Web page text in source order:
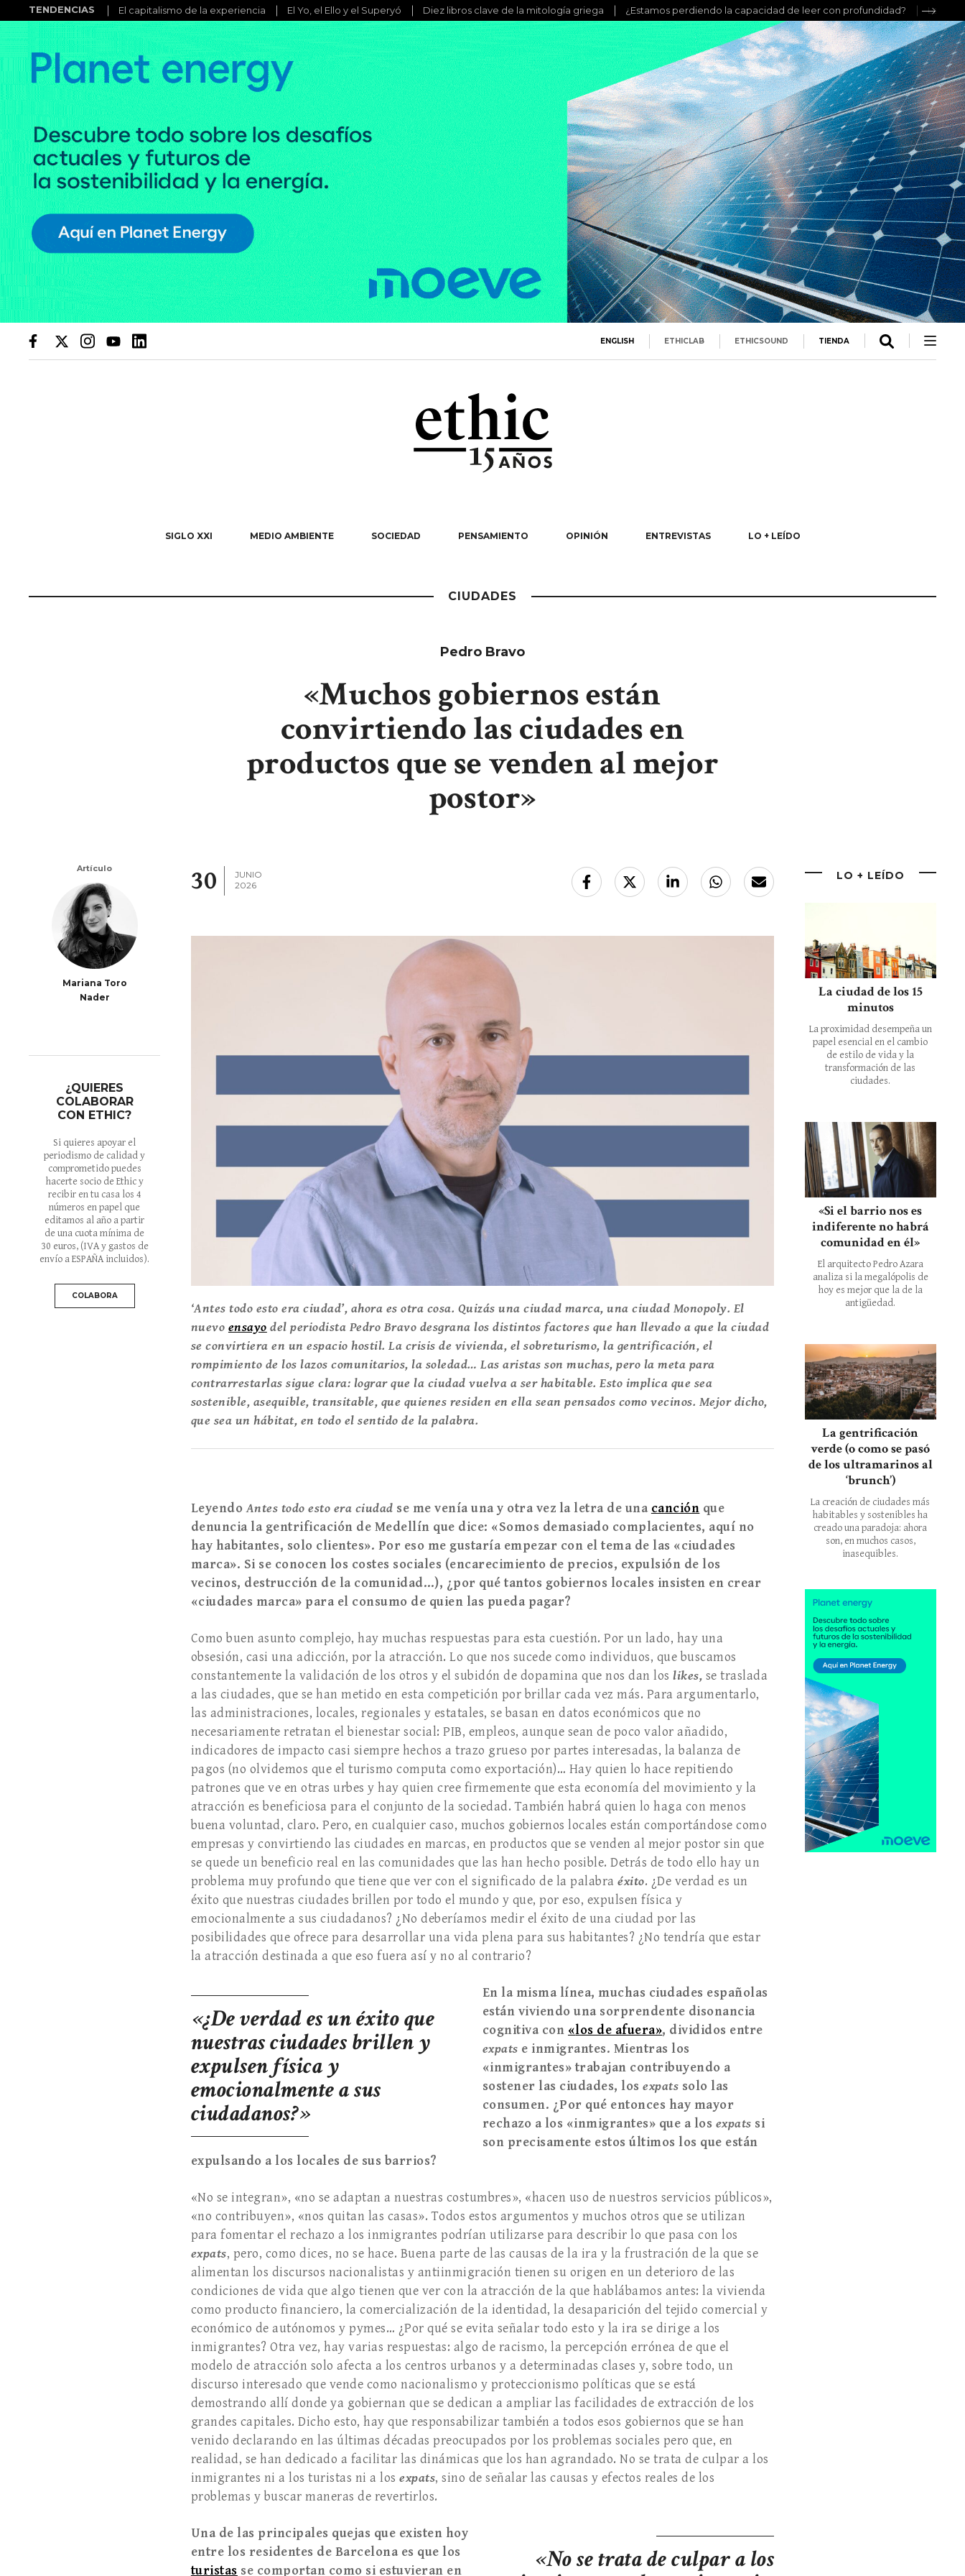
TENDENCIAS El capitalismo de la experiencia El Yo, el Ello y el Superyó Diez libros clave de la mitología griega ¿Estamos perdiendo la capacidad de leer con profundidad? La
ENGLISH ETHICLAB ETHICSOUND TIENDA
SIGLO XXI MEDIO AMBIENTE SOCIEDAD PENSAMIENTO OPINIÓN ENTREVISTAS LO + LEÍDO
CIUDADES
Pedro Bravo
«Muchos gobiernos están
convirtiendo las ciudades en
productos que se venden al mejor
postor»
Artículo
Mariana Toro
Nader
¿QUIERES
COLABORAR
CON ETHIC?
Si quieres apoyar el
periodismo de calidad y
comprometido puedes
hacerte socio de Ethic y
recibir en tu casa los 4
números en papel que
editamos al año a partir
de una cuota mínima de
30 euros, (IVA y gastos de
envío a ESPAÑA incluidos).
COLABORA
30
JUNIO
2026
‘Antes todo esto era ciudad’, ahora es otra cosa. Quizás una ciudad marca, una ciudad Monopoly. El
nuevo ensayo del periodista Pedro Bravo desgrana los distintos factores que han llevado a que la ciudad
se convirtiera en un espacio hostil. La crisis de vivienda, el sobreturismo, la gentrificación, el
rompimiento de los lazos comunitarios, la soledad… Las aristas son muchas, pero la meta para
contrarrestarlas sigue clara: lograr que la ciudad vuelva a ser habitable. Esto implica que sea
sostenible, asequible, transitable, que quienes residen en ella sean pensados como vecinos. Mejor dicho,
que sea un hábitat, en todo el sentido de la palabra.
LeyendoAntes todo esto era ciudad se me venía una y otra vez la letra de una canción que
denuncia la gentrificación de Medellín que dice: «Somos demasiado complacientes, aquí no
hay habitantes, solo clientes». Por eso me gustaría empezar con el tema de las «ciudades
marca». Si se conocen los costes sociales (encarecimiento de precios, expulsión de los
vecinos, destrucción de la comunidad…), ¿por quétantos gobiernos locales insisten en crear
«ciudades marca» para el consumo de quien las pueda pagar?
Como buen asunto complejo, hay muchas respuestas para esta cuestión. Por un lado, hay una
obsesión, casi una adicción, por la atracción. Lo que nos sucede como individuos, que buscamos
constantemente la validación de los otros y el subidón de dopamina que nos dan loslikes, se traslada
a las ciudades, que se han metido en esta competición por brillar cada vez más. Para argumentarlo,
las administraciones, locales, regionales y estatales, se basan en datos económicos que no
necesariamente retratan el bienestar social: PIB, empleos, aunque sean de poco valor añadido,
indicadores de impacto casi siempre hechos a trazo grueso por partes interesadas, la balanza de
pagos (no olvidemos que el turismo computa como exportación)… Hay quien lo hace repitiendo
patrones que ve en otras urbes y hay quien cree firmemente que esta economía del movimiento y la
atracción es beneficiosa para el conjunto de la sociedad. También habrá quien lo haga con menos
buena voluntad, claro. Pero, en cualquier caso, muchos gobiernos locales están comportándose como
empresas y convirtiendo las ciudades en marcas, en productos que se venden al mejor postor sin que
se quede un beneficio real en las comunidades que las han hecho posible. Detrás de todo ello hay un
problema muy profundo que tiene que ver con el significado de la palabraéxito. ¿De verdad es un
éxito que nuestras ciudades brillen por todo el mundo y que, por eso, expulsen física y
emocionalmente a sus ciudadanos? ¿No deberíamos medir el éxito de una ciudad por las
posibilidades que ofrece para desarrollar una vida plena para sus habitantes? ¿No tendría que estar
la atracción destinada a que eso fuera así y no al contrario?
«¿De verdad es un éxito que
nuestras ciudades brillen y
expulsen física y
emocionalmente a sus
ciudadanos?»
Enla misma línea, muchas ciudades españolas
están viviendo una sorprendente disonancia
cognitiva con «los de afuera», divididos entre
expats e inmigrantes. Mientras los
«inmigrantes» trabajan contribuyendo a
sostener las ciudades, losexpats solo las
consumen. ¿Por qué entonces hay mayor
rechazo a los «inmigrantes» que a los expats si
son precisamente estos últimos los que están
expulsando a los locales de sus barrios?
«No se integran», «no se adaptan a nuestras costumbres», «hacen uso de nuestros servicios públicos»,
«no contribuyen», «nos quitan las casas». Todos estos argumentos y muchos otros que se utilizan
para fomentar el rechazo a los inmigrantes podrían utilizarse para describir lo que pasa con los
expats, pero, como dices, no se hace. Buena parte de las causas de la ira y la frustración de la que se
alimentan los discursos nacionalistas y antiinmigración tienen su origen en un deterioro de las
condiciones de vida que algo tienen que ver con la atracción de la que hablábamos antes: la vivienda
como producto financiero, la comercialización de la identidad, la desaparición del tejido comercial y
económico de autónomos y pymes… ¿Por qué se evita señalar todo esto y la ira se dirige a los
inmigrantes? Otra vez, hay varias respuestas: algo de racismo, la percepción errónea de que el
modelo de atracción solo afecta a los centros urbanos y a determinadas clases y, sobre todo, un
discurso interesado que vende como nacionalismo y proteccionismo políticas que se está
demostrando allí donde ya gobiernan que se dedican a ampliar las facilidades de extracción de los
grandes capitales. Dicho esto, hay que responsabilizar también a todos esos gobiernos que se han
venido declarando en las últimas décadas preocupados por los problemas sociales pero que, en
realidad, se han dedicado a facilitar las dinámicas que los han agrandado. No se trata de culpar a los
inmigrantes ni a los turistas ni a losexpats, sino de señalar las causas y efectos reales de los
problemas y buscar maneras de revertirlos.
«No se trata de culpar a los
Una de las principales quejas que existen hoy
entre los residentes de Barcelona es que los
turistas se comportan como si estuvieran en
LO + LEÍDO
La ciudad de los 15
minutos
La proximidad desempeña un
papel esencial en el cambio
de estilo de vida y la
transformación de las
ciudades.
«Si el barrio nos es
indiferente no habrá
comunidad en él»
El arquitecto Pedro Azara
analiza si la megalópolis de
hoy es mejor que la de la
antigüedad.
La gentrificación
verde (o como se pasó
de los ultramarinos al
‘brunch’)
La creación de ciudades más
habitables y sostenibles ha
creado una paradoja: ahora
son, en muchos casos,
inasequibles.